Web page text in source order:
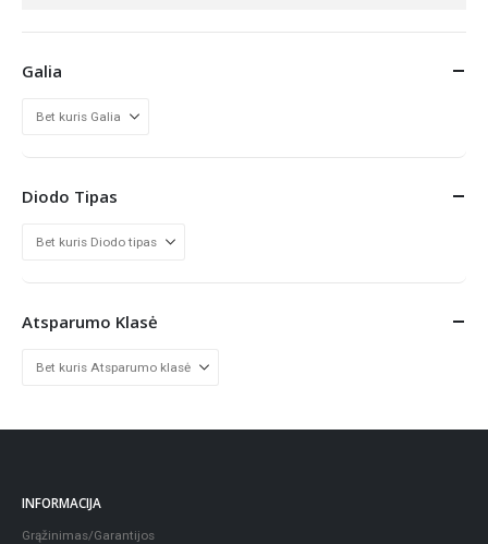
Galia
Diodo Tipas
Atsparumo Klasė
INFORMACIJA
Grąžinimas/Garantijos